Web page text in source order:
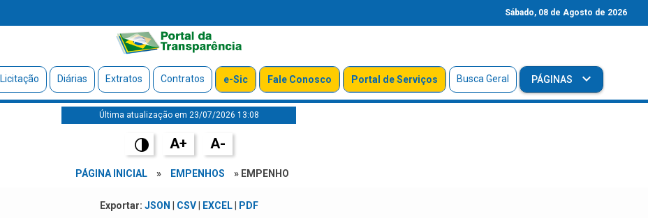
Sábado, 08 de Agosto de 2026
Licitação Diárias Extratos Contratos e-Sic Fale Conosco Portal de Serviços Busca Geral PÁGINAS
Última atualização em 23/07/2026 13:08
A+ A-
PÁGINA INICIAL » EMPENHOS » EMPENHO
Exportar: JSON CSV| EXCEL| PDF